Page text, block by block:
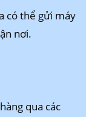
có thể gửi máy
nơi.
qua các